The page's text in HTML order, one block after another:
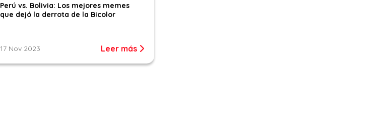
Perú vs. Bolivia: Los mejores memes
que dejó la derrota de la Bicolor
17 Nov 2023 Leer más